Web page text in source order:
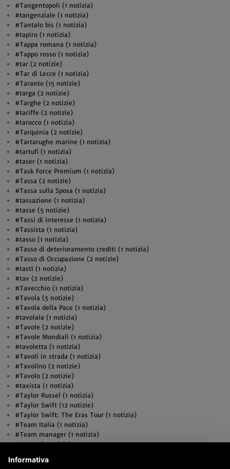
#Tangentopoli (1 notizia)
#tangenziale (1 notizia)
#Tantalo bis (1 notizia)
#tapiro (1 notizia)
#Tappa romana (1 notizia)
#Tappo rosso (1 notizia)
#tar (2 notizie)
#Tar di Lecce (1 notizia)
#Taranto (15 notizie)
#targa (2 notizie)
#Targhe (2 notizie)
#tariffe (2 notizie)
#tarocco (1 notizia)
#Tarquinia (2 notizie)
#Tartarughe marine (1 notizia)
#tartufi (1 notizia)
#taser (1 notizia)
#Task Force Premium (1 notizia)
#Tassa (2 notizie)
#Tassa sulla Sposa (1 notizia)
#tassazione (1 notizia)
#tasse (5 notizie)
#Tassi di interesse (1 notizia)
#Tassista (1 notizia)
#tasso (1 notizia)
#Tasso di deterioramento crediti (1 notizia)
#Tasso di Occupazione (2 notizie)
#tasti (1 notizia)
#tav (2 notizie)
#Tavecchio (1 notizia)
#Tavola (5 notizie)
#Tavola della Pace (1 notizia)
#tavolaia (1 notizia)
#Tavole (2 notizie)
#Tavole Mondiali (1 notizia)
#tavoletta (1 notizia)
#Tavoli in strada (1 notizia)
#Tavolino (2 notizie)
#Tavolo (2 notizie)
#taxista (1 notizia)
#Taylor Russel (1 notizia)
#Taylor Swift (12 notizie)
#Taylor Swift: The Eras Tour (1 notizia)
#Team Italia (1 notizia)
#Team manager (1 notizia)
#teaser (1 notizia)
#teatro (3 notizie)
Informativa